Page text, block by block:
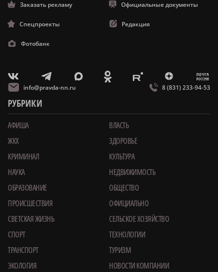
Заказать рекламу Официальные документы
Спецпроекты Редакция
Фотобанк
V T X O E Z m
info@pravda-nn.ru 8 (831) 233-94-53
РУБРИКИ
АФИША
ВЛАСТЬ
ЖКХ
ЗДОРОВЬЕ
КРИМИНАЛ
КУЛЬТУРА
НАУКА
НЕДВИЖИМОСТЬ
ОБРАЗОВАНИЕ
ОБЩЕСТВО
ПРОИСШЕСТВИЯ
ОФИЦИАЛЬНО
СВЕТСКАЯ ЖИЗНЬ
СЕЛЬСКОЕ ХОЗЯЙСТВО
СПОРТ
ТЕХНОЛОГИИ
ТРАНСПОРТ
ТУРИЗМ
ЭКОЛОГИЯ
НОВОСТИ КОМПАНИИ